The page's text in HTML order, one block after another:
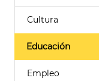
Cultura
Educación
Empleo